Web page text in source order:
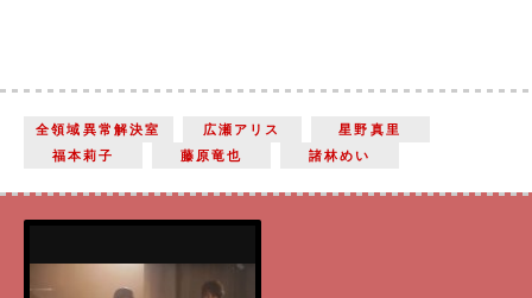
全領域異常解決室 広瀬アリス
星野真里
福本莉子
藤原竜也 諸林めい